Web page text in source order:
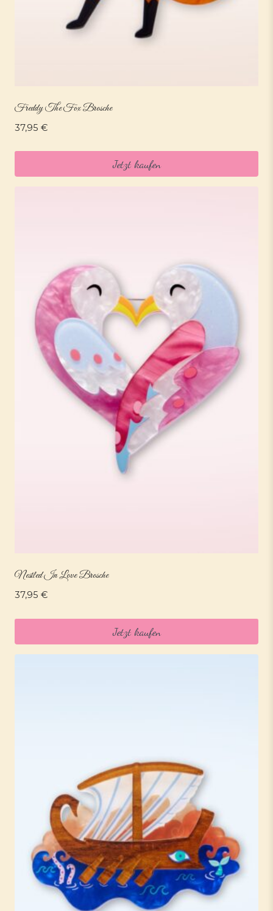
Freddy The Fox Brosche
37,95 €
Jetzt kaufen
Nestled In Love Brosche
37,95 €
Jetzt kaufen